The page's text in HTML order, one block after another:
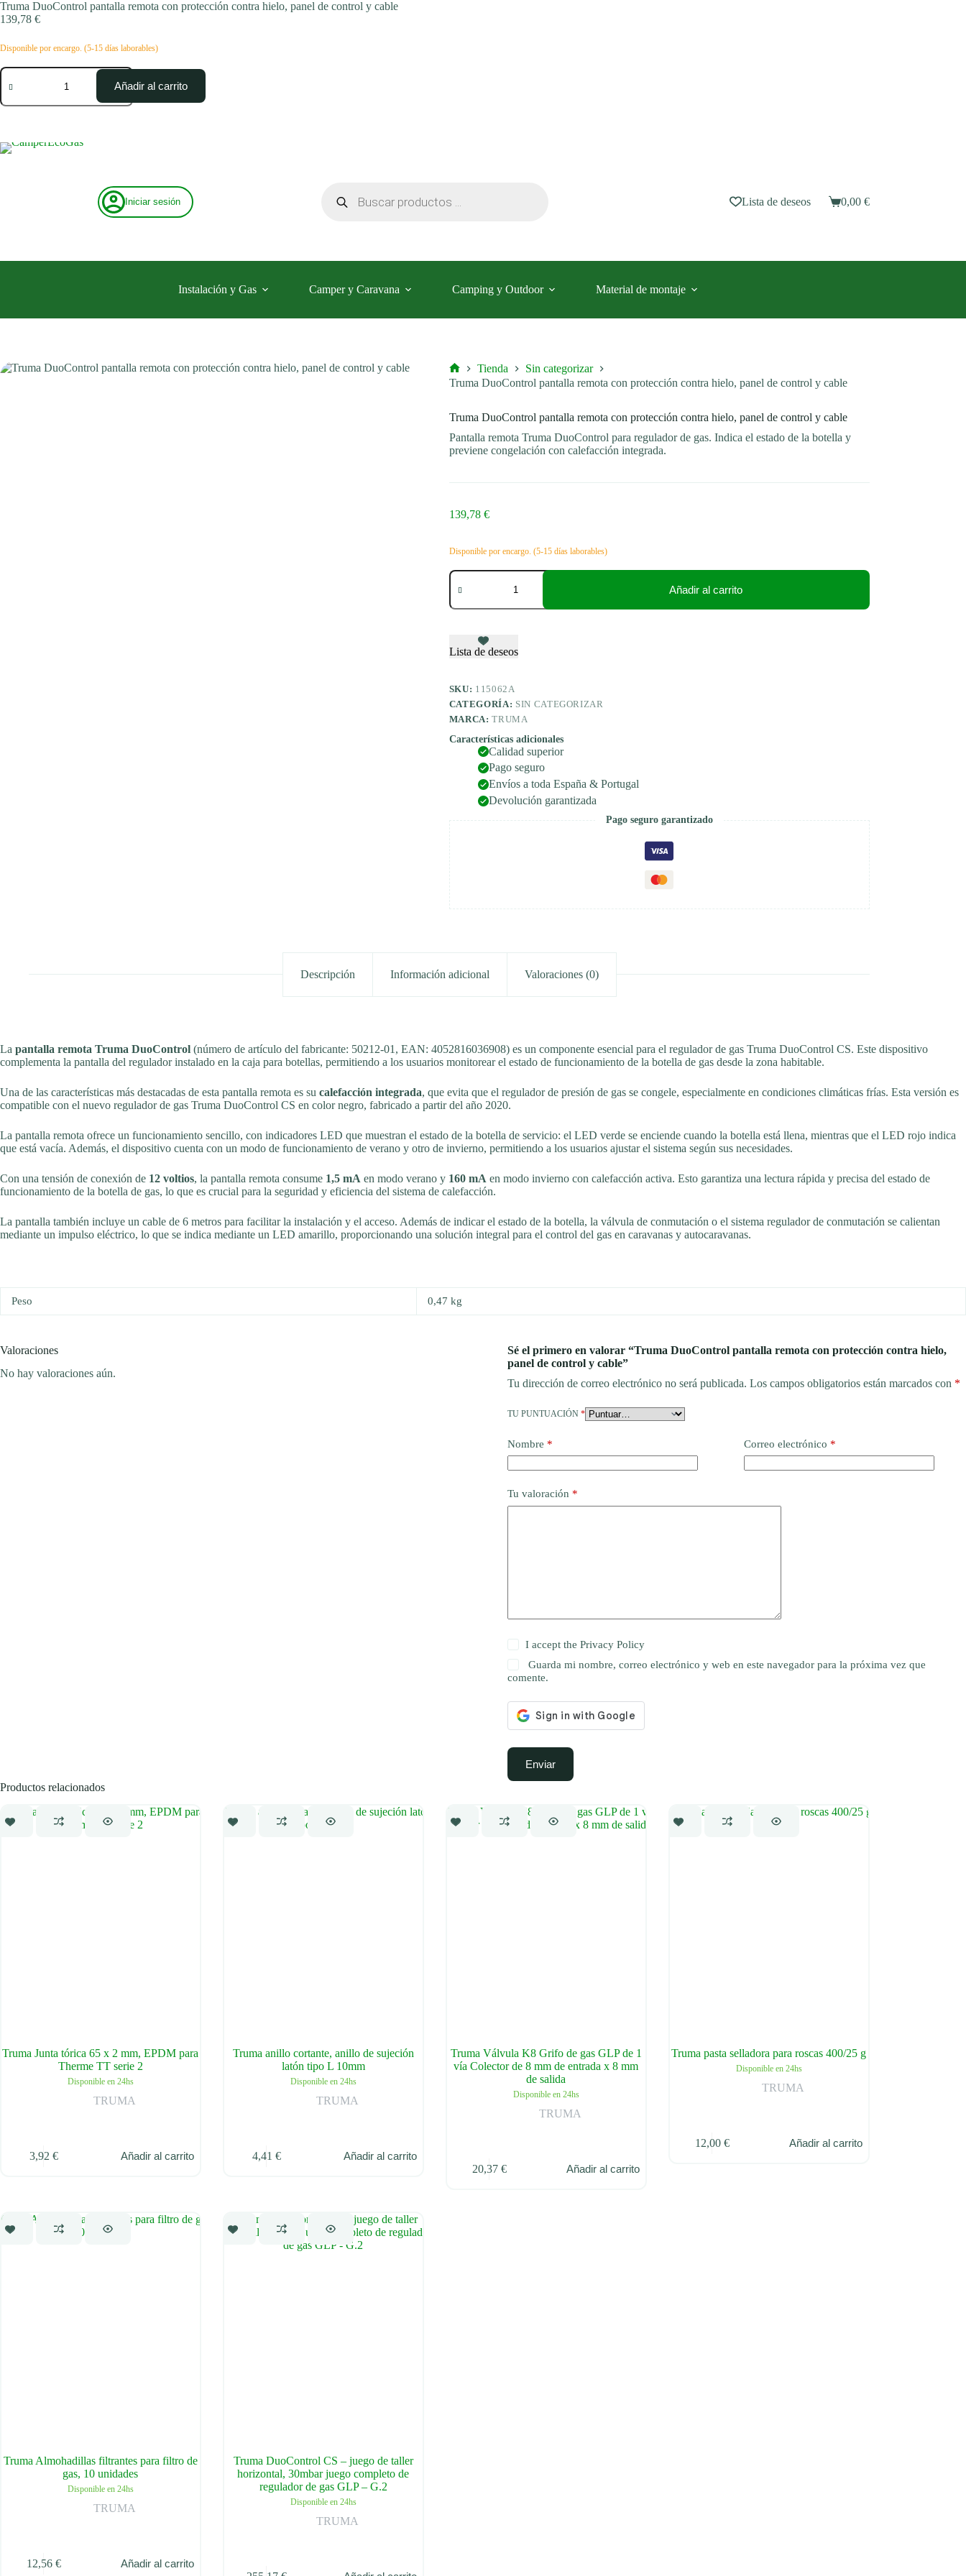
Saltar
al
Truma DuoControl pantalla remota con protección contra hielo, panel de control y cable
139,78 €
Disponible por encargo. (5-15 días laborables)
Truma
DuoControl
remota
contra
hielo,
Añadir al carrito
Iniciar sesión
productos
Lista de deseos
Carro
0,00 €
Instalación y Gas Camper y Caravana Camping y Outdoor Material de montaje
Inicio
Tienda
Sin categorizar
Truma DuoControl pantalla remota con protección contra hielo, panel de control y cable
Truma DuoControl pantalla remota con protección contra hielo, panel de control y cable
Pantalla remota Truma DuoControl para regulador de gas. Indica el estado de la botella y
previene congelación con calefacción integrada.
139,78 €
Disponible por encargo. (5-15 días laborables)
Truma
DuoControl
remota
protección
contra
de
y
cable
cantidad
Añadir al carrito
Lista de deseos
SKU: 115062A
CATEGORÍA: SIN CATEGORIZAR
MARCA:TRUMA
Características adicionales
Calidad superior
Pago seguro
Envíos a toda España & Portugal
Devolución garantizada
Pago seguro garantizado
Descripción Información adicional Valoraciones (0)
La pantalla remota Truma DuoControl (número de artículo del fabricante: 50212-01, EAN: 4052816036908) es un componente esencial para el regulador de gas Truma DuoControl CS. Este dispositivo
complementa la pantalla del regulador instalado en la caja para botellas, permitiendo a los usuarios monitorear el estado de funcionamiento de la botella de gas desde la zona habitable.
Una de las características más destacadas de esta pantalla remota es su calefacción integrada, que evita que el regulador de presión de gas se congele, especialmente en condiciones climáticas frías. Esta versión es
compatible con el nuevo regulador de gas Truma DuoControl CS en color negro, fabricado a partir del año 2020.
La pantalla remota ofrece un funcionamiento sencillo, con indicadores LED que muestran el estado de la botella de servicio: el LED verde se enciende cuando la botella está llena, mientras que el LED rojo indica
que está vacía. Además, el dispositivo cuenta con un modo de funcionamiento de verano y otro de invierno, permitiendo a los usuarios ajustar el sistema según sus necesidades.
Con una tensión de conexión de 12 voltios, la pantalla remota consume 1,5 mA en modo verano y 160 mA en modo invierno con calefacción activa. Esto garantiza una lectura rápida y precisa del estado de
funcionamiento de la botella de gas, lo que es crucial para la seguridad y eficiencia del sistema de calefacción.
La pantalla también incluye un cable de 6 metros para facilitar la instalación y el acceso. Además de indicar el estado de la botella, la válvula de conmutación o el sistema regulador de conmutación se calientan
mediante un impulso eléctrico, lo que se indica mediante un LED amarillo, proporcionando una solución integral para el control del gas en caravanas y autocaravanas.
Peso 0,47 kg
Valoraciones
No hay valoraciones aún.
Sé el primero en valorar “Truma DuoControl pantalla remota con protección contra hielo,
panel de control y cable”
Tu dirección de correo electrónico no será publicada. Los campos obligatorios están marcados con *
TU PUNTUACIÓN *
Nombre * Correo electrónico *
Tu valoración *
I accept the Privacy Policy
Guarda mi nombre, correo electrónico y web en este navegador para la próxima vez que
comente.
Enviar
Productos relacionados
Truma Junta tórica 65 x 2 mm, EPDM para
Therme TT serie 2
Disponible en 24hs
TRUMA
3,92 € Añadir al carrito
Truma anillo cortante, anillo de sujeción
latón tipo L 10mm
Disponible en 24hs
TRUMA
4,41 € Añadir al carrito
Truma Válvula K8 Grifo de gas GLP de 1
vía Colector de 8 mm de entrada x 8 mm
de salida
Disponible en 24hs
TRUMA
20,37 € Añadir al carrito
Truma pasta selladora para roscas 400/25 g
Disponible en 24hs
TRUMA
12,00 € Añadir al carrito
Truma Almohadillas filtrantes para filtro de
gas, 10 unidades
Disponible en 24hs
TRUMA
12,56 € Añadir al carrito
Truma DuoControl CS – juego de taller
horizontal, 30mbar juego completo de
regulador de gas GLP – G.2
Disponible en 24hs
TRUMA